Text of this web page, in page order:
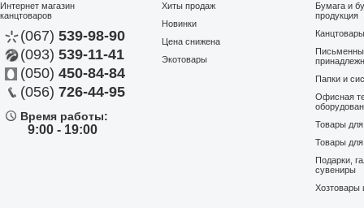
Интернет магазин
канцтоваров
(067) 539-98-90
(093) 539-11-41
(050) 450-84-84
(056) 726-44-95
Время работы:
9:00 - 19:00
Хиты продаж
Новинки
Цена снижена
Экотовары
Бумага и
продукция
Папки и
Офисная
Товары
Товары
Подарки,
сувениры
Хозтовары